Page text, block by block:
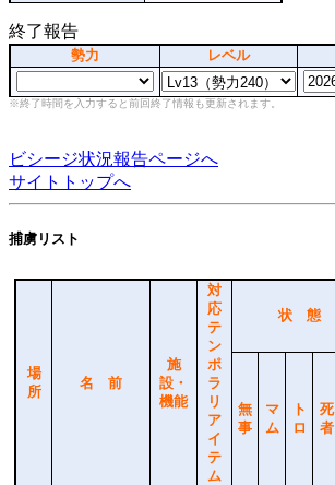
終了報告
勢力 レベル
※終了時間を入力すると前回終了情報も更新されます。
ビシージ状況報告ページへ
サイトトップへ
捕虜リスト
場
所
名 前
施
設・
機能
対
応
テ
ン
ポ
ラ
リ
ア
イ
テ
ム
状 態
無
事
マ
ム
ト
ロ
死
者